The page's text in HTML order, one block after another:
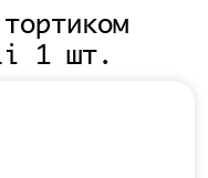
1 шт.